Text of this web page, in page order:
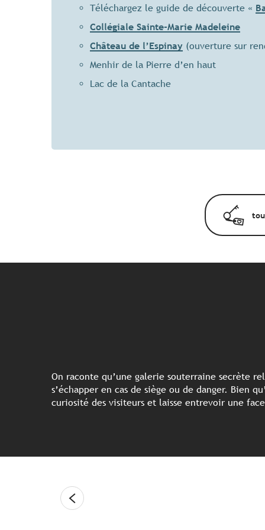
Téléchargez le guide de découverte «
Collégiale Sainte-Marie Madeleine
Château de l’Espinay (ouverture sur
Menhir de la Pierre d’en haut
Lac de la Cantache
On raconte qu’une galerie souterraine secrète
s’échapper en cas de siège ou de danger. Bien
curiosité des visiteurs et laisse entrevoir une